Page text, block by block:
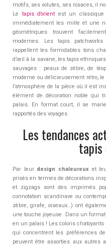
motifs, ses volutes, ses rosaces, il
Le tapis d’orient est un classique
immédiatement les mille et une
géométriques trouvent
modernes. Les tapis
rappellent les formidables tons
d’œil à la savane, les tapis
sauvages : peaux de zèbre, de
moderne ou délicieusement rétro,
l’atmosphère de la pièce où il est
élément de décoration noble qui
palais. En format court, il se
rapportés des voyages.
Les tendances
tapis
Par leur design chaleureux et
prisés en termes de décorations
et zigzags sont des imprimés
connotation scandinave ou
zèbre, girafe, oiseaux…) ont
une touche joyeuse. Dans un
en un palais ! Les coloris
qui concentrent les préférences
peuvent être assorties aux autres